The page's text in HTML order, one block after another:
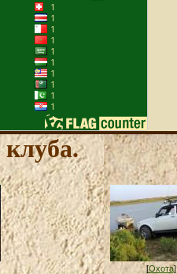
[Охота]